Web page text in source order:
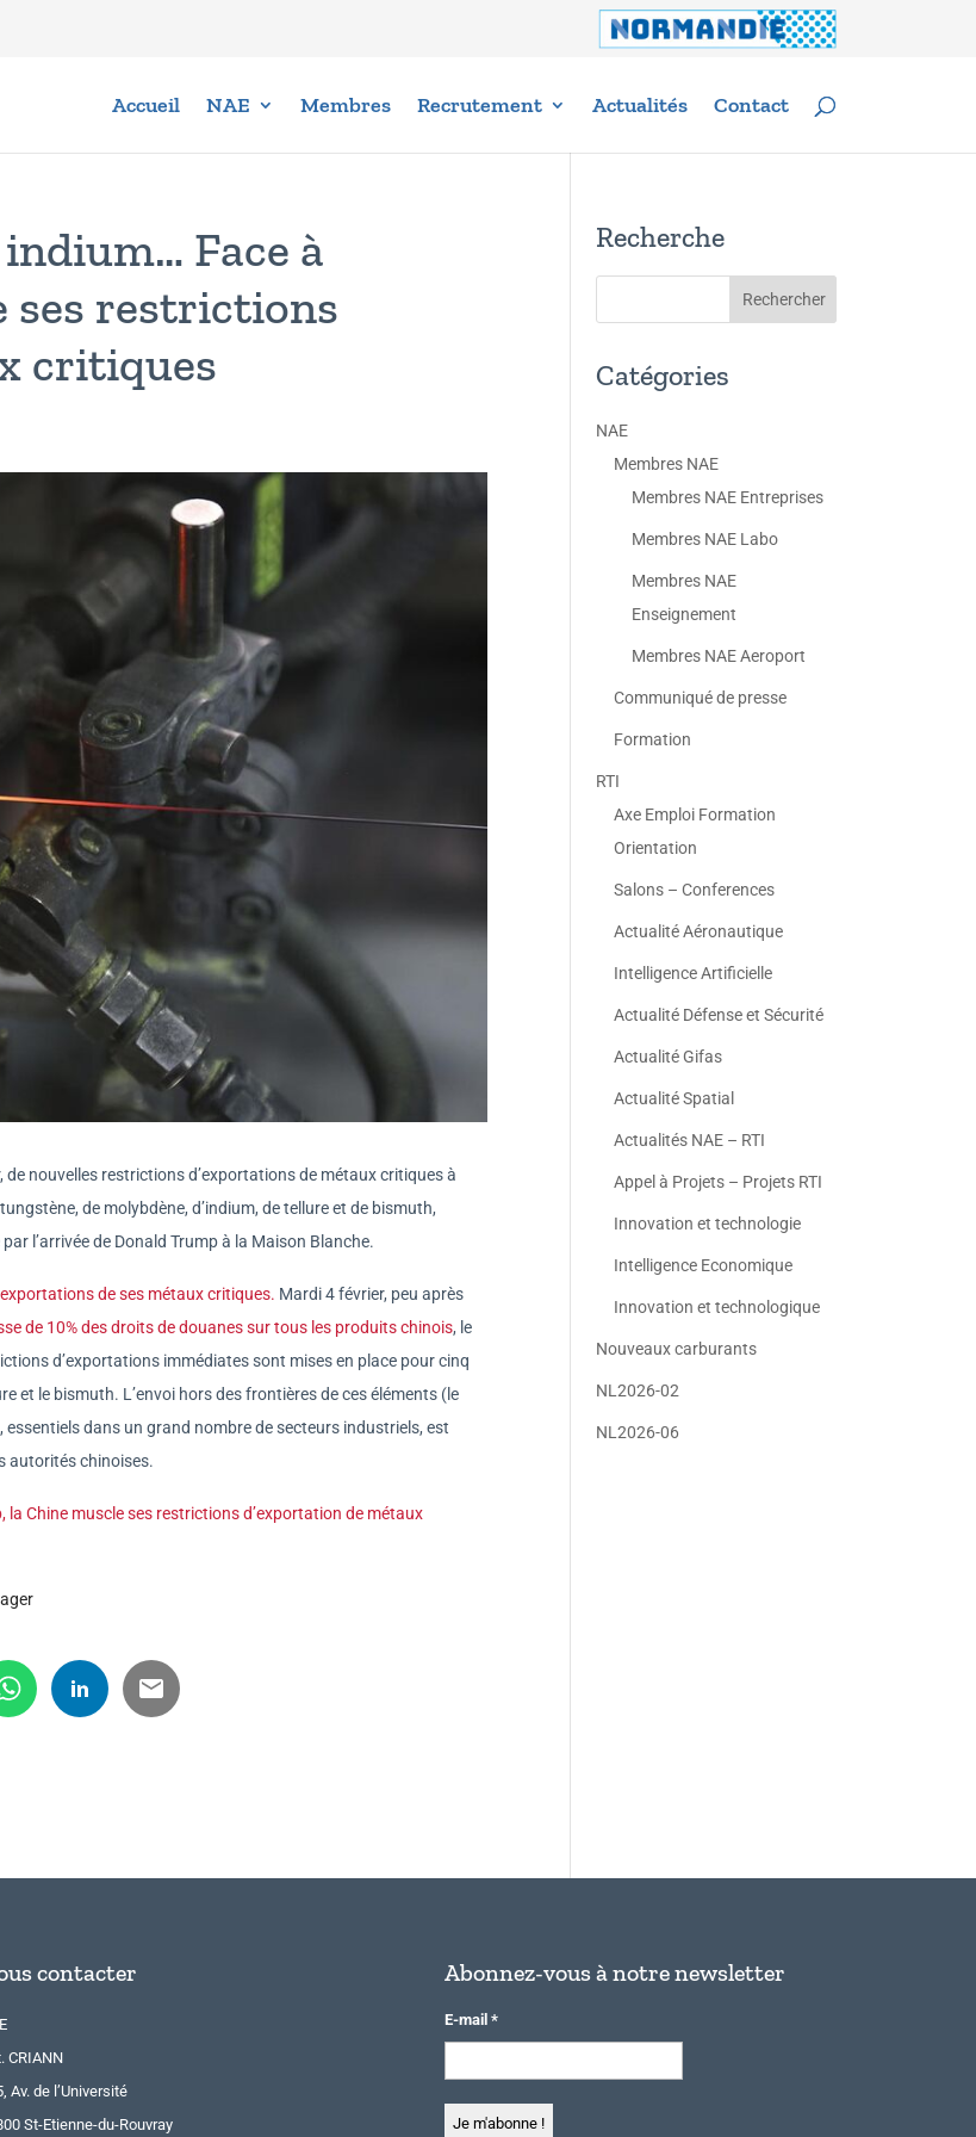
Accueil NAE Membres Recrutement Actualités Contact
Face à
ses restrictions
critiques
nouvelles restrictions d’exportations de métaux critiques à
de molybdène, d’indium, de tellure et de bismuth,
l’arrivée de Donald Trump à la Maison Blanche.
de ses métaux critiques. Mardi 4 février, peu après
de 10% des droits de douanes sur tous les produits chinois, le
d’exportations immédiates sont mises en place pour cinq
et le bismuth. L’envoi hors des frontières de ces éléments (le
dans un grand nombre de secteurs industriels, est
autorités chinoises.
Chine muscle ses restrictions d’exportation de métaux
Recherche
Catégories
NAE
Membres NAE
Membres NAE Entreprises
Membres NAE Labo
Membres NAE
Enseignement
Membres NAE Aeroport
Communiqué de presse
Formation
RTI
Axe Emploi Formation
Orientation
Salons – Conferences
Actualité Aéronautique
Intelligence Artificielle
Actualité Défense et Sécurité
Actualité Gifas
Actualité Spatial
Actualités NAE – RTI
Appel à Projets – Projets RTI
Innovation et technologie
Intelligence Economique
Innovation et technologique
Nouveaux carburants
NL2026-02
NL2026-06
contacter
CRIANN
Av. de l’Université
St-Etienne-du-Rouvray
Abonnez-vous à notre newsletter
E-mail *